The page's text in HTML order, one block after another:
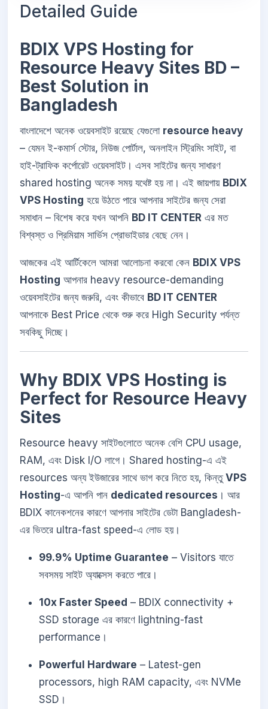
Detailed Guide
BDIX VPS Hosting for
Resource Heavy Sites BD –
Best Solution in
Bangladesh
বাংলাদেশে অনেক ওয়েবসাইট রয়েছে যেগুলো resource heavy
– যেমন ই-কমার্স স্টোর, নিউজ পোর্টাল, অনলাইন স্ট্রিমিং সাইট, বা
হাই-ট্রাফিক কর্পোরেট ওয়েবসাইট। এসব সাইটের জন্য সাধারণ
shared hosting অনেক সময় যথেষ্ট হয় না। এই জায়গায় BDIX
VPS Hosting হয়ে উঠতে পারে আপনার সাইটের জন্য সেরা
সমাধান – বিশেষ করে যখন আপনি BD IT CENTER এর মত
বিশ্বস্ত ও প্রিমিয়াম সার্ভিস প্রোভাইডার বেছে নেন।
আজকের এই আর্টিকেলে আমরা আলোচনা করবো কেন BDIX VPS
Hosting আপনার heavy resource-demanding
ওয়েবসাইটের জন্য জরুরি, এবং কীভাবে BD IT CENTER
আপনাকে Best Price থেকে শুরু করে High Security পর্যন্ত
সবকিছু দিচ্ছে।
Why BDIX VPS Hosting is
Perfect for Resource Heavy
Sites
Resource heavy সাইটগুলোতে অনেক বেশি CPU usage,
RAM, এবং Disk I/O লাগে। Shared hosting-এ এই
resources অন্য ইউজারের সাথে ভাগ করে নিতে হয়, কিন্তু VPS
Hosting-এ আপনি পান dedicated resources । আর
BDIX কানেকশনের কারণে আপনার সাইটের ডেটা Bangladesh-
এর ভিতরে ultra-fast speed-এ লোড হয়।
99.9% Uptime Guarantee – Visitors যাতে
সবসময় সাইট অ্যাক্সেস করতে পারে।
10x Faster Speed – BDIX connectivity +
SSD storage এর কারণে lightning-fast
performance।
Powerful Hardware – Latest-gen
processors, high RAM capacity, এবং NVMe
SSD।